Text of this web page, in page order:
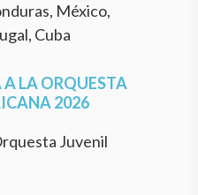
México,
Cuba
LA ORQUESTA
2026
Juvenil